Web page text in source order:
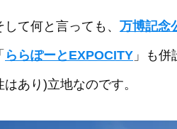
して何と言っても、 万博記念
「 ららぽーとEXPOCITY 」も
はあり)立地なのです。